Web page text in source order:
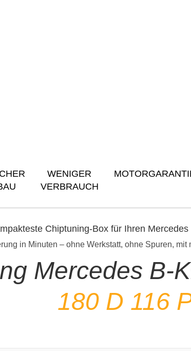
WENIGER
VERBRAUCH
Chiptuning-Box für Ihren
in Minuten – ohne Werkstatt, ohne Spuren, mit
Mercedes B-
180 D 116